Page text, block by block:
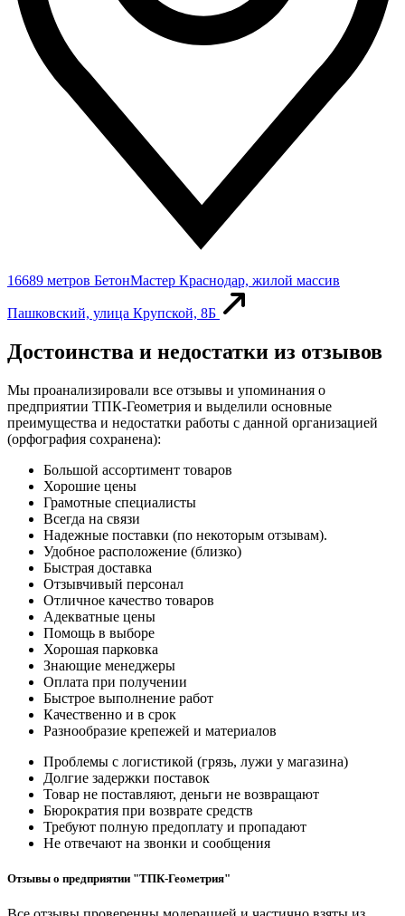
16689 метров БетонМастер Краснодар, жилой массив
Пашковский, улица Крупской, 8Б
Достоинства и недостатки из отзывов
Мы проанализировали все отзывы и упоминания о
предприятии ТПК-Геометрия и выделили основные
преимущества и недостатки работы с данной организацией
(орфография сохранена):
Большой ассортимент товаров
Хорошие цены
Грамотные специалисты
Всегда на связи
Надежные поставки (по некоторым отзывам).
Удобное расположение (близко)
Быстрая доставка
Отзывчивый персонал
Отличное качество товаров
Адекватные цены
Помощь в выборе
Хорошая парковка
Знающие менеджеры
Оплата при получении
Быстрое выполнение работ
Качественно и в срок
Разнообразие крепежей и материалов
Проблемы с логистикой (грязь, лужи у магазина)
Долгие задержки поставок
Товар не поставляют, деньги не возвращают
Бюрократия при возврате средств
Требуют полную предоплату и пропадают
Не отвечают на звонки и сообщения
Отзывы о предприятии "ТПК-Геометрия"